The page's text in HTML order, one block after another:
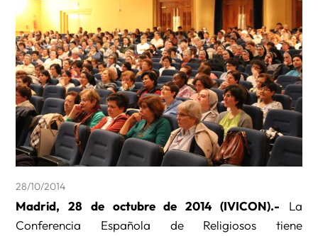
28/10/2014
Madrid, 28 de octubre de 2014 (IVICON).- La
Conferencia Española de Religiosos tiene